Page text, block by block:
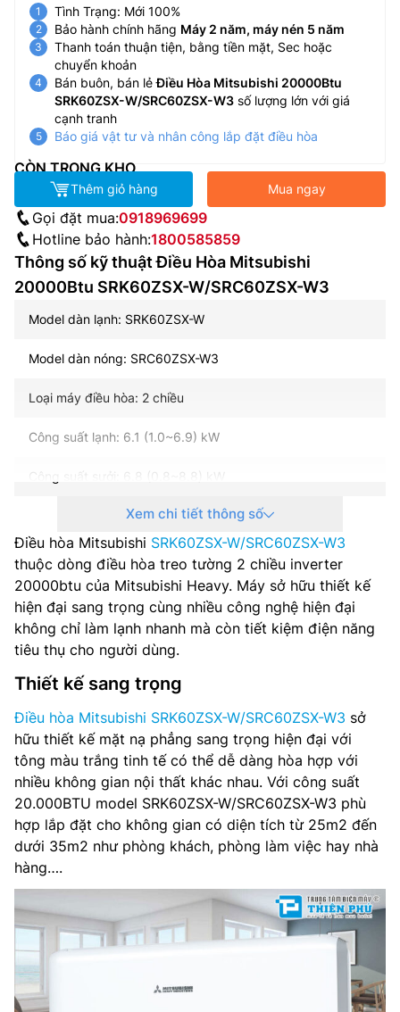
Tình Trạng: Mới 100%
Bảo hành chính hãng Máy 2 năm, máy nén 5 năm
Thanh toán thuận tiện, bằng tiền mặt, Sec hoặc
chuyển khoản
Bán buôn, bán lẻĐiều Hòa Mitsubishi 20000Btu
SRK60ZSX-W/SRC60ZSX-W3 số lượng lớn với giá
cạnh tranh
Báo giá vật tư và nhân công lắp đặt điều hòa
CÒN TRONG KHO
Thêm giỏ hàng Mua ngay
Gọi đặt mua:0918969699
Hotline bảo hành:1800585859
Thông số kỹ thuật Điều Hòa Mitsubishi
20000Btu SRK60ZSX-W/SRC60ZSX-W3
Model dàn lạnh: SRK60ZSX-W
Model dàn nóng: SRC60ZSX-W3
Loại máy điều hòa: 2 chiều
Công suất lạnh: 6.1 (1.0~6.9) kW
Công suất sưởi: 6.8 (0.8~8.8) kW
Nguồn điện: 1 pha, 220-240 V, 50-60 Hz
Điện năng tiêu thụ (làm lạnh/sưởi ấm: 1.71 / 1.65 kW
EER/COP: 3.57 / 4.12
Lưu lượng gió làm mát: 16.3 / 13.4 / 8.9 / 5.4 m3/phút
Lưu lượng gió sưởi ấm: 17.8 / 13.7 / 10.9 / 6.2 m3/phút
Độ ồn làm lạnh: 48 / 41 / 33 / 22 dB(A)
Độ ồn sưởi ấm: 47 / 42 / 34 / 23 dB(A)
Công nghệ inverter: Inverter
Môi chất lạnh: R32
Kích thước dàn lạnh(RxCxS): 305 x 920 x 220 mm
Trọng lượng dàn lạnh: 13 kg
Kích thước dàn nóng(RxCxS): 640 x 800(+71) x 290 mm
Trọng lượng dàn nóng: 45 kg
Xem chi tiết thông số
Điều hòa Mitsubishi SRK60ZSX-W/SRC60ZSX-W3
thuộc dòng điều hòa treo tường 2 chiều inverter
20000btu của Mitsubishi Heavy. Máy sở hữu thiết kế
hiện đại sang trọng cùng nhiều công nghệ hiện đại
không chỉ làm lạnh nhanh mà còn tiết kiệm điện năng
tiêu thụ cho người dùng.
Thiết kế sang trọng
Điều hòa Mitsubishi SRK60ZSX-W/SRC60ZSX-W3 sở
hữu thiết kế mặt nạ phẳng sang trọng hiện đại với
tông màu trắng tinh tế có thể dễ dàng hòa hợp với
nhiều không gian nội thất khác nhau. Với công suất
20.000BTU model SRK60ZSX-W/SRC60ZSX-W3 phù
hợp lắp đặt cho không gian có diện tích từ 25m2 đến
dưới 35m2 như phòng khách, phòng làm việc hay nhà
hàng….